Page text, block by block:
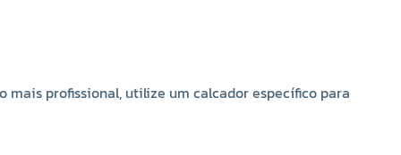
Para um visual mais ousado, experimente combinar o
profissional, utilize um calcador específico para